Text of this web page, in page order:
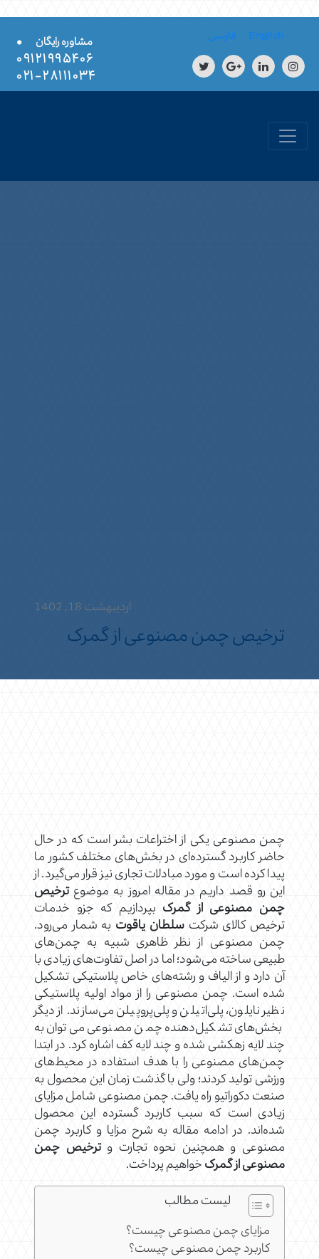
English فارسی مشاوره رایگان
•
۰۹۱۲۱۹۹۵۴۰۶
۲۸۱۱۱۰۳۴-۰۲۱
اردیبهشت 18, 1402
ترخیص چمن مصنوعی از گمرک
چمن مصنوعی یکی از اختراعات بشر است که در حال
حاضر کاربرد گسترده‌ای در بخش‌های مختلف کشور ما
پیدا کرده است و مورد مبادلات تجاری نیز قرار می‌گیرد. از
این رو قصد داریم در مقاله امروز به موضوعترخیص
چمن مصنوعی از گمرک بپردازیم که جزو خدمات
ترخیص کالای شرکتسلطان یاقوت به شمار می‌رود.
چمن مصنوعی از نظر ظاهری شبیه به چمن‌های
طبیعی ساخته می‌شود؛ اما در اصل تفاوت‌های زیادی با
آن دارد و از الیاف و رشته‌های خاص پلاستیکی تشکیل
شده است. چمن‌ مصنوعی را از مواد اولیه پلاستیکی
نظیر نایلون، پلی‌اتیلن و پلی‌پروپیلن می‌سازند. از دیگر
بخش‌های تشکیل‌دهنده چمن مصنوعی می‌توان به
چند لایه زهکشی شده و چند لایه کف اشاره کرد. در ابتدا
چمن‌های مصنوعی را با هدف استفاده در محیط‌های
ورزشی تولید کردند؛ ولی با گذشت زمان این محصول به
صنعت دکوراتیو راه یافت. چمن مصنوعی شامل مزایای
زیادی است که سبب کاربرد گسترده این محصول
شده‌اند. در ادامه مقاله به شرح مزایا و کاربرد چمن
مصنوعی و همچنین نحوه تجارت وترخیص چمن
مصنوعی از گمرکخواهیم پرداخت.
لیست مطالب
مزایای چمن مصنوعی چیست؟
کاربرد چمن مصنوعی چیست؟